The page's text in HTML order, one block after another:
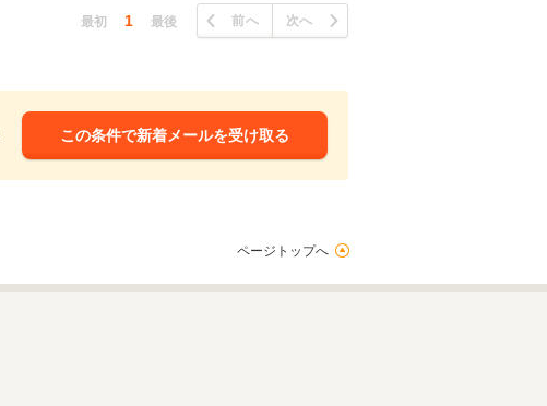
最初 1 最後 前へ 次へ
この条件で新着メールを受け取る
ページトップへ